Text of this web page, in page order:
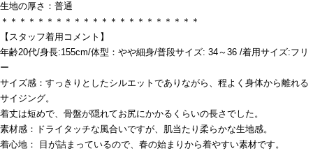
生地の厚さ：普通
＊＊＊＊＊＊＊＊＊＊＊＊＊＊＊＊＊＊＊＊＊＊
【スタッフ着用コメント】
年齢20代/身長:155cm/体型：やや細身/普段サイズ: 34～36 /着用サイズ:フリ
ー
サイズ感：すっきりとしたシルエットでありながら、程よく身体から離れる
サイジング。
着丈は短めで、骨盤が隠れてお尻にかかるくらいの長さでした。
素材感：ドライタッチな風合いですが、肌当たり柔らかな生地感。
着心地： 目が詰まっているので、春の始まりから着やすい素材です。